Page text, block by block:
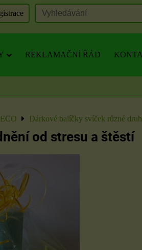
REKLAMAČNÍ ŘÁD
Dárkové balíčky svíček různé
od stresu a štěstí